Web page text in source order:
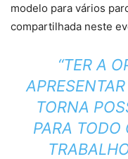
modelo para vários
compartilhada neste
“TER A
TORNA
PARA TODO